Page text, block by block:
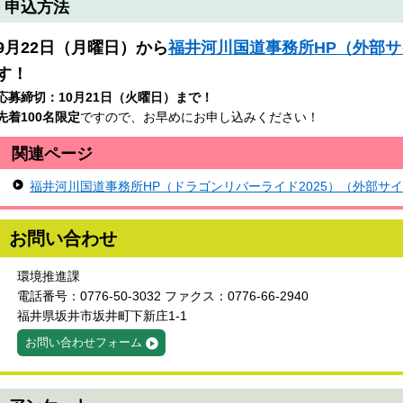
申込方法
月22日（月曜日）から福井河川国道事務所HP（外部
！
募締切：10月21日（火曜日）まで！
着100名限定ですので、お早めにお申し込みください！
関連ページ
福井河川国道事務所HP（ドラゴンリバーライド2025）（外部サ
お問い合わせ
環境推進課
電話番号：0776-50-3032 ファクス：0776-66-2940
福井県坂井市坂井町下新庄1-1
お問い合わせフォーム